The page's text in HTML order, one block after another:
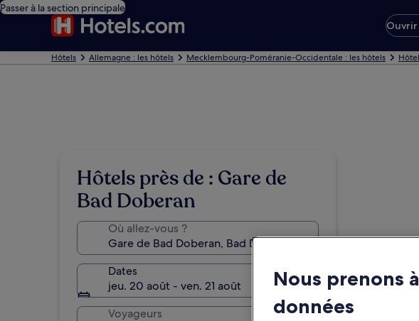
Passer à la section principale
Ouvrir
Hôtels Allemagne : les hôtels Mecklembourg-Poméranie-Occidentale : les hôtels
Hôtels près de : Gare de
Bad Doberan
Où allez-vous ?
Dates
jeu. 20 août - ven. 21 août
Voyageurs
Nous prenons
données